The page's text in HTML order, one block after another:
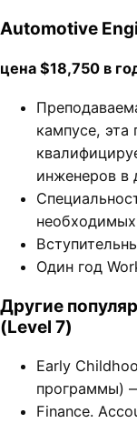
Automotive
цена $18,750 в
кампусе,
инженеров в
Один год
Другие
(Level 7)
Early
программы)
Finance.